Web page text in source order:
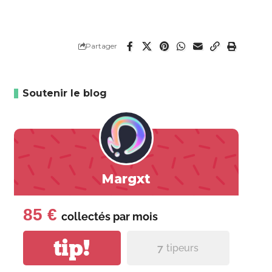
Partager
Soutenir le blog
Margxt
85 € collectés par mois
tip! 7 tipeurs